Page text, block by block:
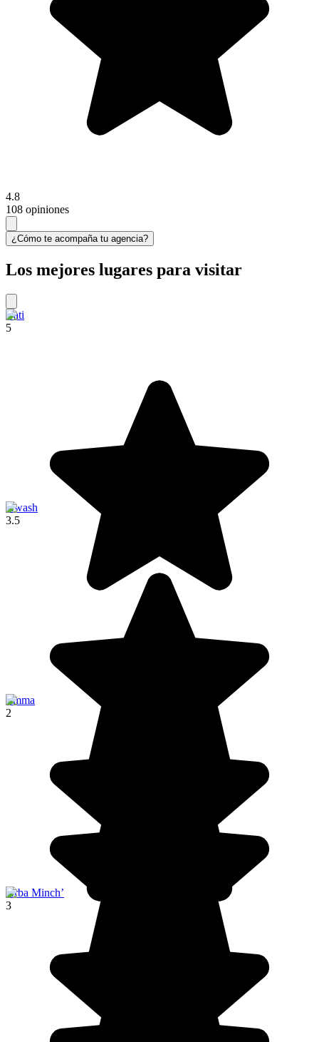
4.8
108 opiniones
¿Cómo te acompaña tu agencia?
Los mejores lugares para visitar
Bati
5
Āwash
3.5
Jimma
2
Ārba Minch’
3